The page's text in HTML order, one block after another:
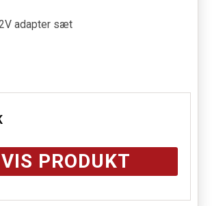
adapter sæt
VIS PRODUKT